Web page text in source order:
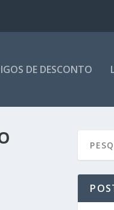
DE DESCONTO